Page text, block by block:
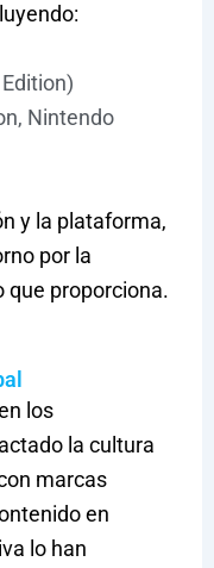
Nintendo
y la plataforma,
por la
que proporciona.
los
la cultura
marcas
en
lo han